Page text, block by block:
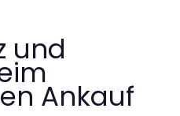
und
Ankauf